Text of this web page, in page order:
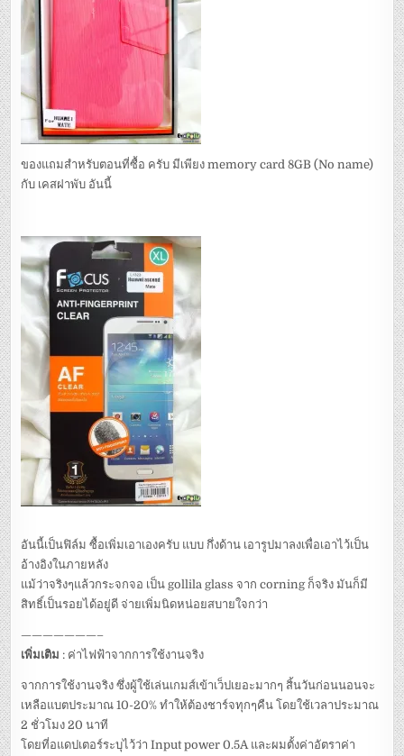
ของแถมสำหรับตอนที่ซื้อ ครับ มีเพียง memory card 8GB (No name)
กับ เคสฝาพับ อันนี้
อันนี้เป็นฟิล์ม ซื้อเพิ่มเอาเองครับ แบบ กึ่งด้าน เอารูปมาลงเพื่อเอาไว้เป็น
อ้างอิงในภายหลัง
แม้ว่าจริงๆแล้วกระจกจอ เป็น gollila glass จาก corning ก็จริง มันก็มี
สิทธิ์เป็นรอยได้อยู่ดี จ่ายเพิ่มนิดหน่อยสบายใจกว่า
———————–
เพิ่มเติม : ค่าไฟฟ้าจากการใช้งานจริง
จากการใช้งานจริง ซึ่งผู้ใช้เล่นเกมส์เข้าเว็ปเยอะมากๆ สิ้นวันก่อนนอนจะ
เหลือแบตประมาณ 10-20% ทำให้ต้องชาร์จทุกๆคืน โดยใช้เวลาประมาณ
2 ชั่วโมง 20 นาที
โดยที่อแดปเตอร์ระบุไว้ว่า Input power 0.5A และผมตั้งค่าอัตราค่า